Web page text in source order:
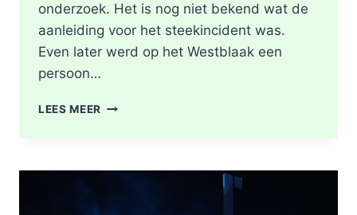
onderzoek. Het is nog niet bekend wat de
aanleiding voor het steekincident was.
Even later werd op het Westblaak een
persoon…
LEES MEER POLITIE
STEEKINCIDENT